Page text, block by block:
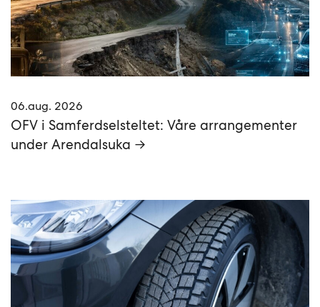
06.aug. 2026
OFV i Samferdselsteltet: Våre arrangementer
under Arendalsuka →